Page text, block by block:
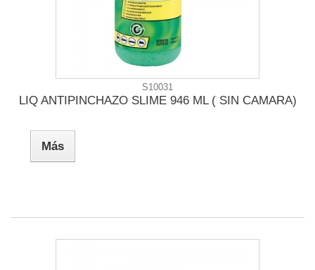
S10031
LIQ ANTIPINCHAZO SLIME 946 ML ( SIN CAMARA)
Más